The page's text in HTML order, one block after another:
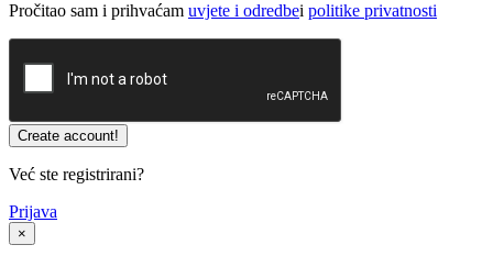
Pročitao sam i prihvaćam uvjete i odredbei politike privatnosti
Već ste registrirani?
Prijava
×